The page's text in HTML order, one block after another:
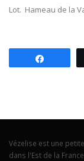
Lot. Hameau
Vézelise est une
dans l'Est de la